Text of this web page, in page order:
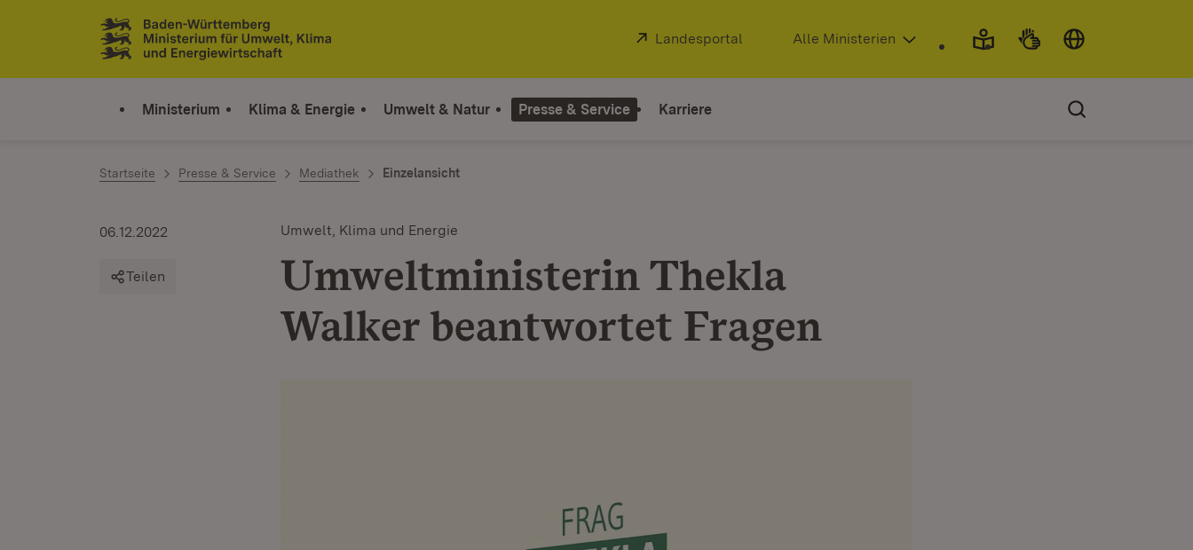
Zum Inhalt springen
Link zur Startseite
Extern:
Landesportal (Öffnet in neuem Fenster)
Alle Ministerien
Ministerium Klima & Energie Umwelt & Natur Presse & Service Karriere
Startseite Presse & Service Mediathek Einzelansicht
Umwelt, Klima und Energie
Umweltministerin Thekla
Walker beantwortet Fragen
06.12.2022
Teilen